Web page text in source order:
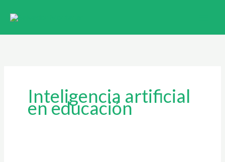
Inteligencia artificial
en educación